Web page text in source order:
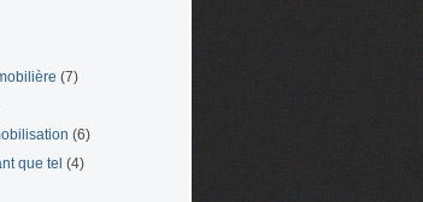
(7)
(6)
que tel (4)